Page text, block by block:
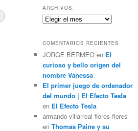
c
a
r
ARCHIVOS:
Archivos:
COMENTARIOS RECIENTES
JORGE BERMEO en El
curioso y bello origen del
nombre Vanessa
El primer juego de ordenador
del mundo | El Efecto Tesla
en El Efecto Tesla
armando villarreal flores flores
en Thomas Paine y su